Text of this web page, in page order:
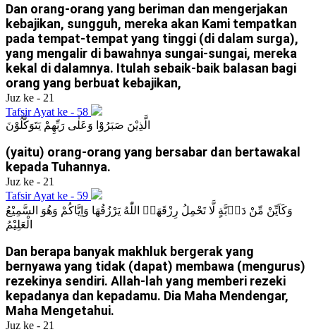
Dan orang-orang yang beriman dan mengerjakan
kebajikan, sungguh, mereka akan Kami tempatkan
pada tempat-tempat yang tinggi (di dalam surga),
yang mengalir di bawahnya sungai-sungai, mereka
kekal di dalamnya. Itulah sebaik-baik balasan bagi
orang yang berbuat kebajikan,
Juz ke - 21
Tafsir Ayat ke - 58
الَّذِيْنَ صَبَرُوْا وَعَلٰى رَبِّهِمْ يَتَوَكَّلُوْنَ
(yaitu) orang-orang yang bersabar dan bertawakal
kepada Tuhannya.
Juz ke - 21
Tafsir Ayat ke - 59
وَكَاَيِّنْ مِّنْ دَاۤبَّةٍ لَّا تَحْمِلُ رِزْقَهَاۖ اللّٰهُ يَرْزُقُهَا وَاِيَّاكُمْ وَهُوَ السَّمِيْعُ
الْعَلِيْمُ
Dan berapa banyak makhluk bergerak yang
bernyawa yang tidak (dapat) membawa (mengurus)
rezekinya sendiri. Allah-lah yang memberi rezeki
kepadanya dan kepadamu. Dia Maha Mendengar,
Maha Mengetahui.
Juz ke - 21